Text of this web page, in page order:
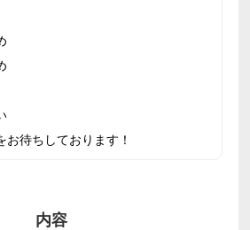
お待ちしております！
内容